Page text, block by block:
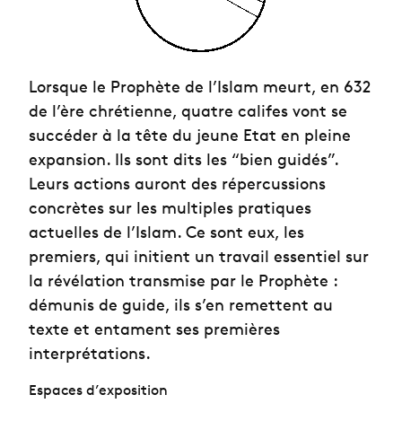
Lorsque le Prophète de l’Islam meurt, en 632
de l’ère chrétienne, quatre califes vont se
succéder à la tête du jeune Etat en pleine
expansion. Ils sont dits les “bien guidés”.
Leurs actions auront des répercussions
concrètes sur les multiples pratiques
actuelles de l’Islam. Ce sont eux, les
premiers, qui initient un travail essentiel sur
la révélation transmise par le Prophète :
démunis de guide, ils s’en remettent au
texte et entament ses premières
interprétations.
Espaces d’exposition